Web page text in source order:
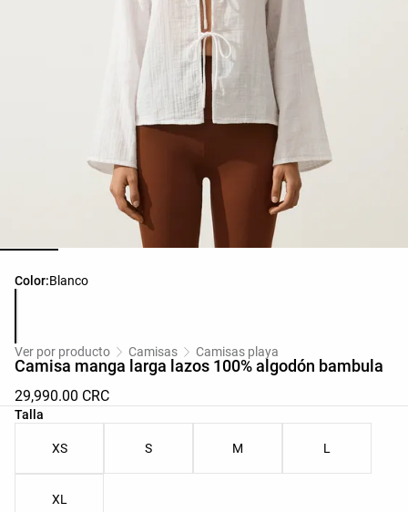
Color:Blanco
Lista de colores del producto
Ver por producto Camisas Camisas playa
Camisa manga larga lazos 100% algodón bambula
29,990.00 CRC
Talla
Lista de tallas del producto
XS S M L
XL